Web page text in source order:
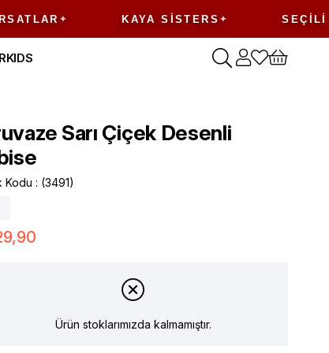
KAYA SISTERS SEÇILI
KIDS
Sarı Çiçek Desenli
Kodu (3491)
Ürün stoklarımızda kalmamıştır.